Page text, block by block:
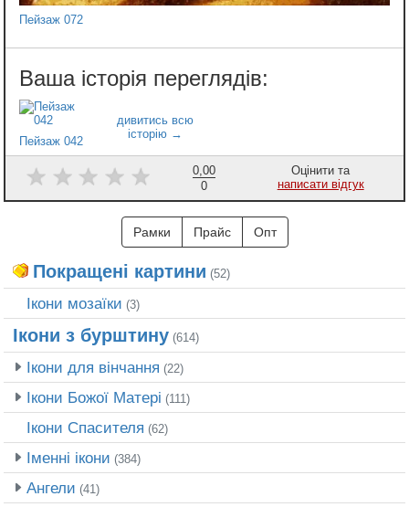
Пейзаж 072
Пейзаж 042
0,00
0
Оцінити та
написати відгук
Рамки Прайс Опт
Покращені картини (52)
Ікони мозаїки (3)
Ікони з бурштину (614)
Ікони для вінчання (22)
Ікони Божої Матері (111)
Ікони Спасителя (62)
Іменні ікони (384)
Ангели (41)